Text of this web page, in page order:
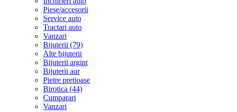
Piese/accesorii
Service auto
Tractari auto
Vanzari
Bijuterii (79)
Alte bijuterii
Bijuterii argint
Bijuterii aur
Pietre pretioase
Birotica (44)
Cumparari
Vanzari